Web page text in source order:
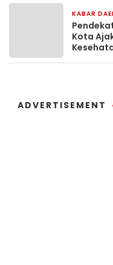
KABAR
Kota
ADVERTISEMENT